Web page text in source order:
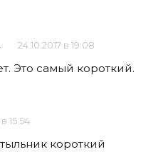
24.10.2017 в 19:08
Это самый короткий.
в 15:54
короткий